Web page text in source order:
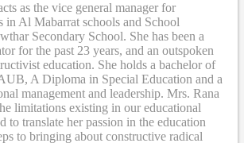
as the vice general manager for
in Al Mabarrat schools and School
Secondary School. She has been a
for the past 23 years, and an outspoken
education. She holds a bachelor of
A Diploma in Special Education and a
management and leadership. Mrs. Rana
limitations existing in our educational
to translate her passion in the education
to bringing about constructive radical